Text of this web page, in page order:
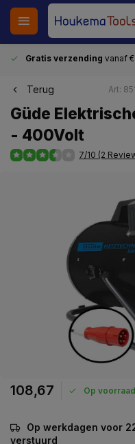
Gratis verzending vanaf
Terug Art:
Güde
- 400Volt
7/10 (2
108,67 Op voorraad
Op werkdagen voor
verstuurd